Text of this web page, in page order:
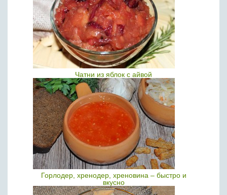
Чатни из яблок с айвой
Горлодер, хренодер, хреновина – быстро и
вкусно